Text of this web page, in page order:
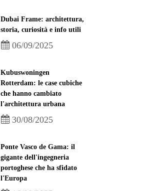
Dubai Frame: architettura,
storia, curiosità e info utili
06/09/2025
Kubuswoningen
Rotterdam: le case cubiche
che hanno cambiato
l'architettura urbana
30/08/2025
Ponte Vasco de Gama: il
gigante dell'ingegneria
portoghese che ha sfidato
l'Europa